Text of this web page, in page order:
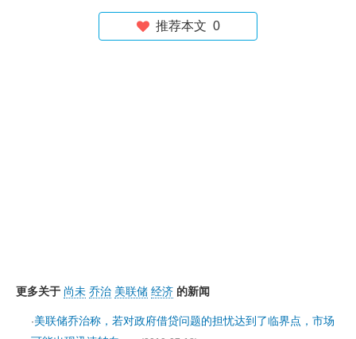
推荐本文 0
更多关于 尚未 乔治 美联储 经济 的新闻
·美联储乔治称，若对政府借贷问题的担忧达到了临界点，市场